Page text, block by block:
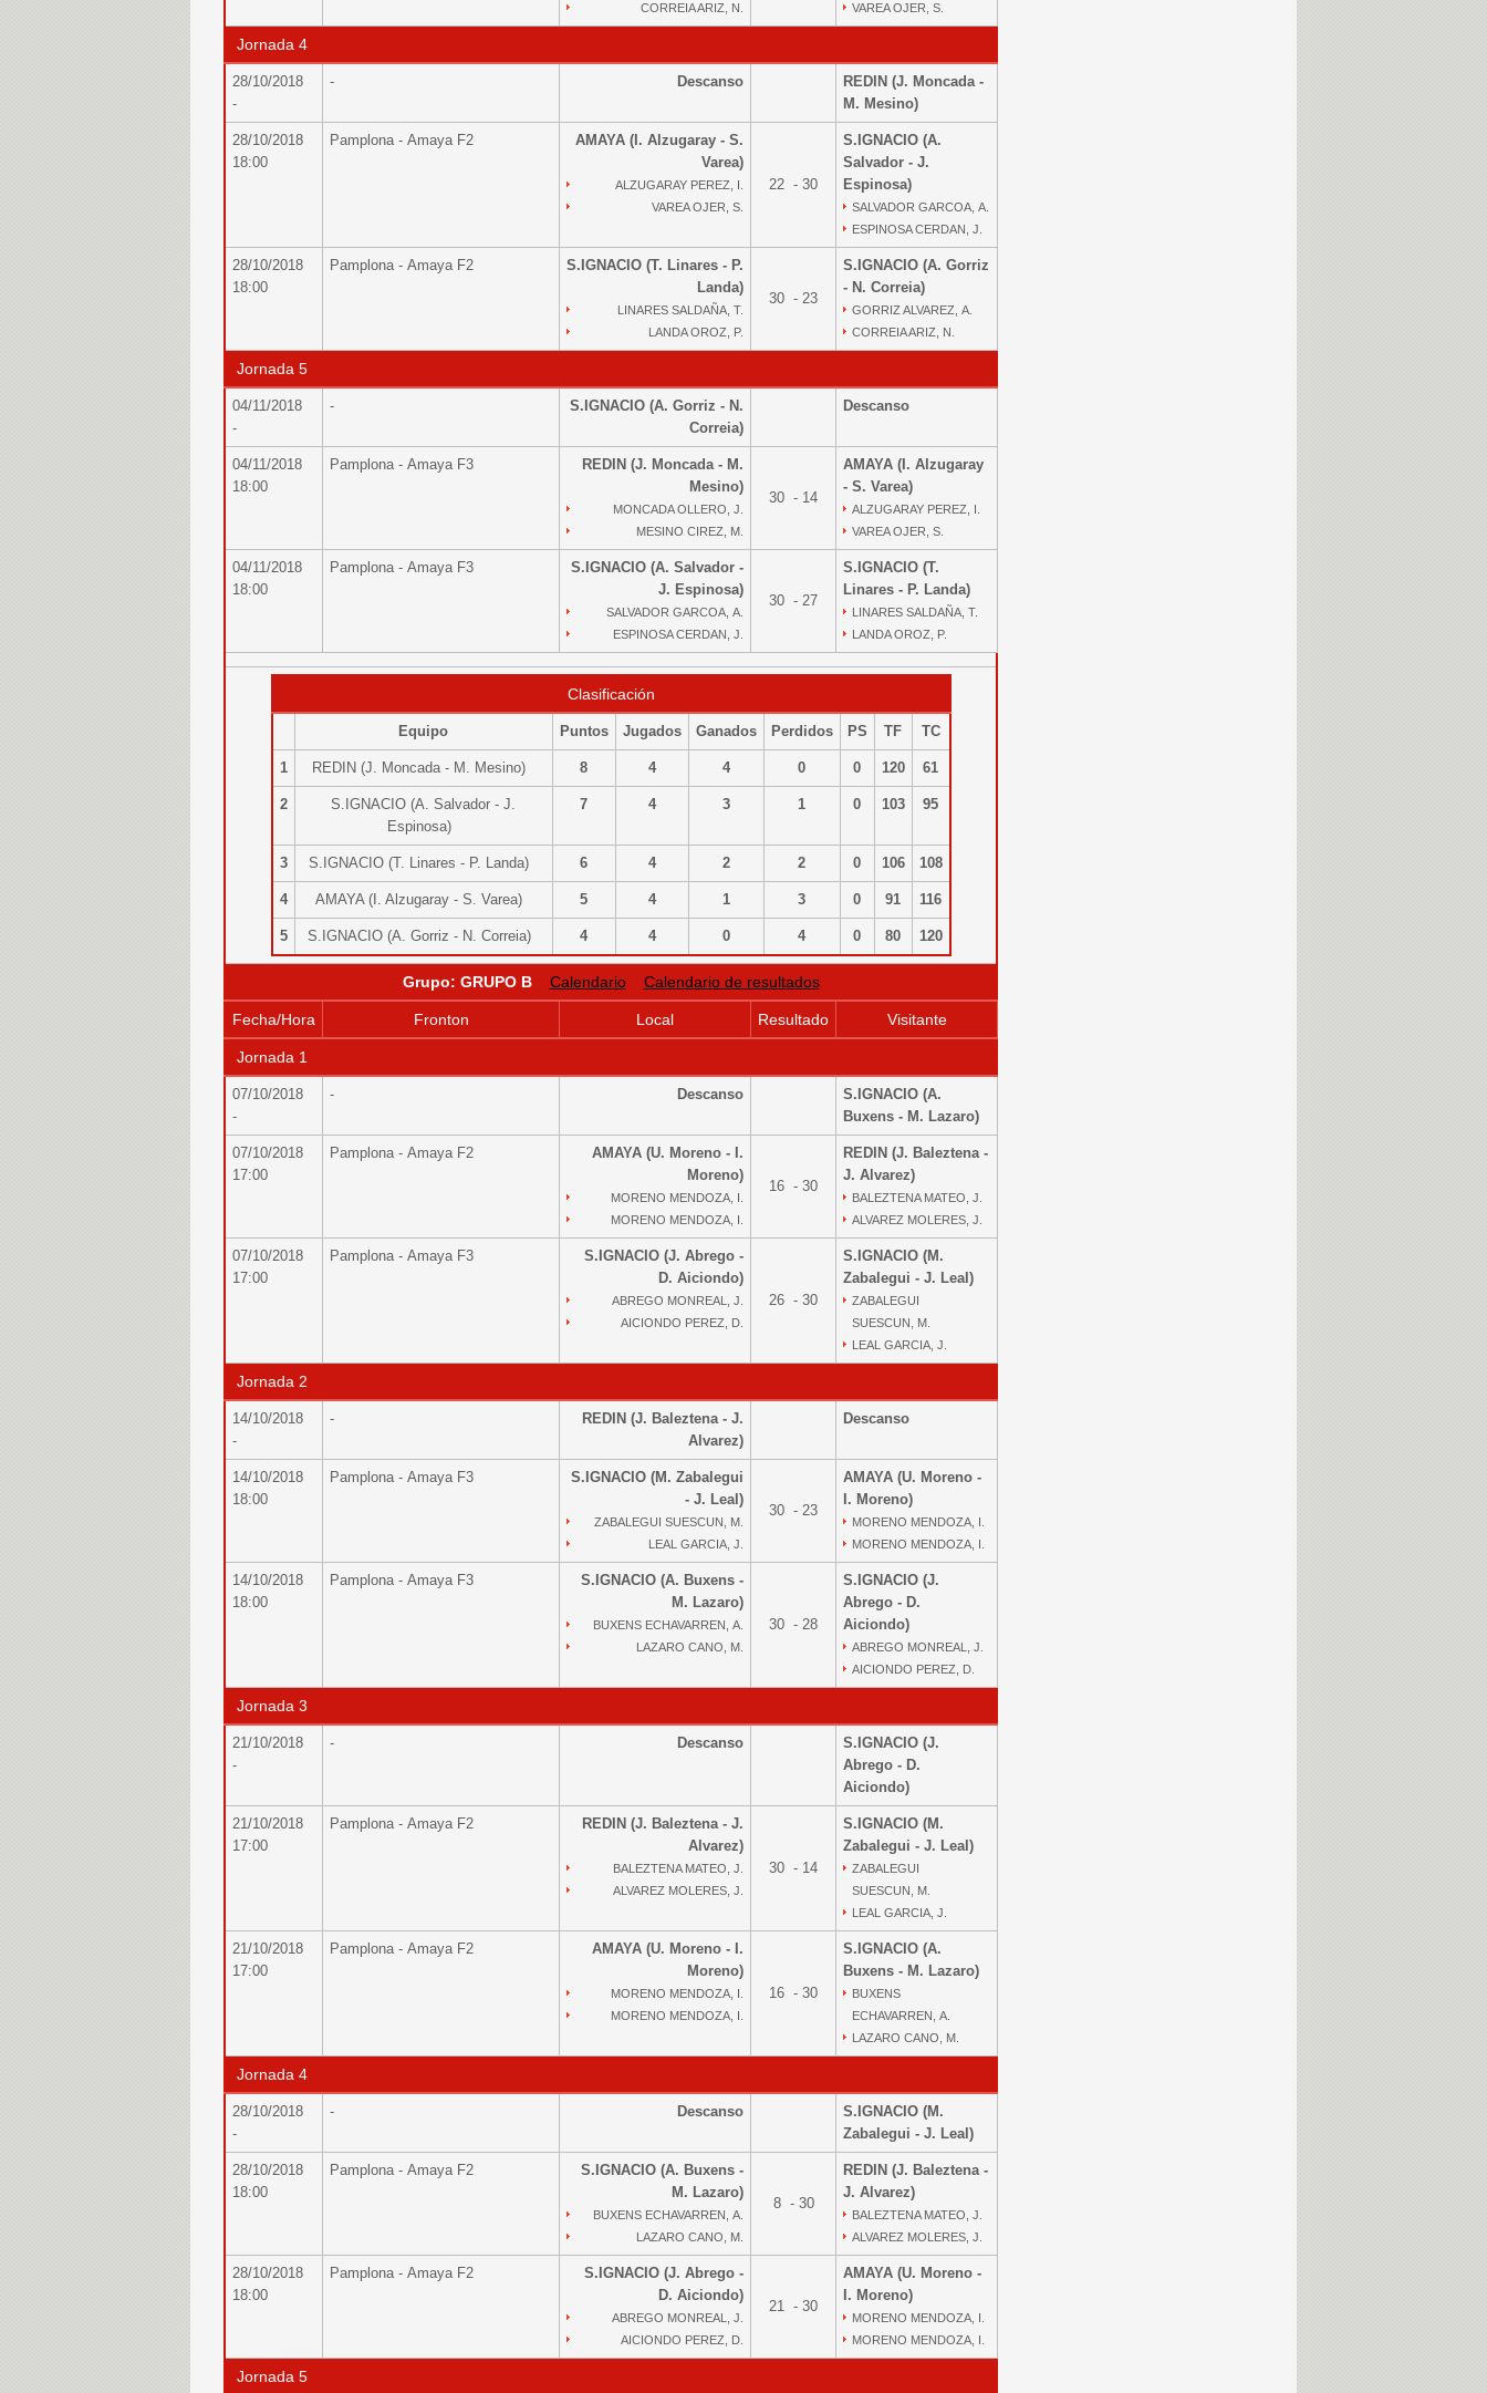
CORREIA ARIZ, N.
VAREA OJER, S.
Jornada 4
28/10/2018
-
- Descanso
REDIN (J. Moncada -
M. Mesino)
28/10/2018
18:00
Pamplona - Amaya F2
AMAYA (I. Alzugaray - S.
Varea)
ALZUGARAY PEREZ, I.
VAREA OJER, S.
22 - 30
S.IGNACIO (A.
Salvador - J.
Espinosa)
SALVADOR GARCOA, A.
ESPINOSA CERDAN, J.
28/10/2018
18:00
Pamplona - Amaya F2
S.IGNACIO (T. Linares - P.
Landa)
LINARES SALDAÑA, T.
LANDA OROZ, P.
30 - 23
S.IGNACIO (A. Gorriz
- N. Correia)
GORRIZ ALVAREZ, A.
CORREIA ARIZ, N.
Jornada 5
04/11/2018
-
-
S.IGNACIO (A. Gorriz - N.
Correia)
Descanso
04/11/2018
18:00
Pamplona - Amaya F3
REDIN (J. Moncada - M.
Mesino)
MONCADA OLLERO, J.
MESINO CIREZ, M.
30 - 14
AMAYA (I. Alzugaray
- S. Varea)
ALZUGARAY PEREZ, I.
VAREA OJER, S.
04/11/2018
18:00
Pamplona - Amaya F3
S.IGNACIO (A. Salvador -
J. Espinosa)
SALVADOR GARCOA, A.
ESPINOSA CERDAN, J.
30 - 27
S.IGNACIO (T.
Linares - P. Landa)
LINARES SALDAÑA, T.
LANDA OROZ, P.
Clasificación
Equipo Puntos Jugados Ganados Perdidos PS TF TC
1 REDIN (J. Moncada - M. Mesino) 8 4 4 0 0 120 61
2
S.IGNACIO (A. Salvador - J.
Espinosa)
7 4 3 1 0 103 95
3 S.IGNACIO (T. Linares - P. Landa) 6 4 2 2 0 106 108
4 AMAYA (I. Alzugaray - S. Varea) 5 4 1 3 0 91 116
5 S.IGNACIO (A. Gorriz - N. Correia) 4 4 0 4 0 80 120
Grupo: GRUPO B Calendario Calendario de resultados
Fecha/Hora Fronton Local Resultado Visitante
Jornada 1
07/10/2018
-
- Descanso
S.IGNACIO (A.
Buxens - M. Lazaro)
07/10/2018
17:00
Pamplona - Amaya F2
AMAYA (U. Moreno - I.
Moreno)
MORENO MENDOZA, I.
MORENO MENDOZA, I.
16 - 30
REDIN (J. Baleztena -
J. Alvarez)
BALEZTENA MATEO, J.
ALVAREZ MOLERES, J.
07/10/2018
17:00
Pamplona - Amaya F3
S.IGNACIO (J. Abrego -
D. Aiciondo)
ABREGO MONREAL, J.
AICIONDO PEREZ, D.
26 - 30
S.IGNACIO (M.
Zabalegui - J. Leal)
ZABALEGUI
SUESCUN, M.
LEAL GARCIA, J.
Jornada 2
14/10/2018
-
-
REDIN (J. Baleztena - J.
Alvarez)
Descanso
14/10/2018
18:00
Pamplona - Amaya F3
S.IGNACIO (M. Zabalegui
- J. Leal)
ZABALEGUI SUESCUN, M.
LEAL GARCIA, J.
30 - 23
AMAYA (U. Moreno -
I. Moreno)
MORENO MENDOZA, I.
MORENO MENDOZA, I.
14/10/2018
18:00
Pamplona - Amaya F3
S.IGNACIO (A. Buxens -
M. Lazaro)
BUXENS ECHAVARREN, A.
LAZARO CANO, M.
30 - 28
S.IGNACIO (J.
Abrego - D.
Aiciondo)
ABREGO MONREAL, J.
AICIONDO PEREZ, D.
Jornada 3
21/10/2018
-
- Descanso
S.IGNACIO (J.
Abrego - D.
Aiciondo)
21/10/2018
17:00
Pamplona - Amaya F2
REDIN (J. Baleztena - J.
Alvarez)
BALEZTENA MATEO, J.
ALVAREZ MOLERES, J.
30 - 14
S.IGNACIO (M.
Zabalegui - J. Leal)
ZABALEGUI
SUESCUN, M.
LEAL GARCIA, J.
21/10/2018
17:00
Pamplona - Amaya F2
AMAYA (U. Moreno - I.
Moreno)
MORENO MENDOZA, I.
MORENO MENDOZA, I.
16 - 30
S.IGNACIO (A.
Buxens - M. Lazaro)
BUXENS
ECHAVARREN, A.
LAZARO CANO, M.
Jornada 4
28/10/2018
-
- Descanso
S.IGNACIO (M.
Zabalegui - J. Leal)
28/10/2018
18:00
Pamplona - Amaya F2
S.IGNACIO (A. Buxens -
M. Lazaro)
BUXENS ECHAVARREN, A.
LAZARO CANO, M.
8 - 30
REDIN (J. Baleztena -
J. Alvarez)
BALEZTENA MATEO, J.
ALVAREZ MOLERES, J.
28/10/2018
18:00
Pamplona - Amaya F2
S.IGNACIO (J. Abrego -
D. Aiciondo)
ABREGO MONREAL, J.
AICIONDO PEREZ, D.
21 - 30
AMAYA (U. Moreno -
I. Moreno)
MORENO MENDOZA, I.
MORENO MENDOZA, I.
Jornada 5